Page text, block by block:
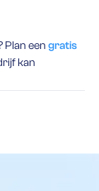
Plan een gratis
kan